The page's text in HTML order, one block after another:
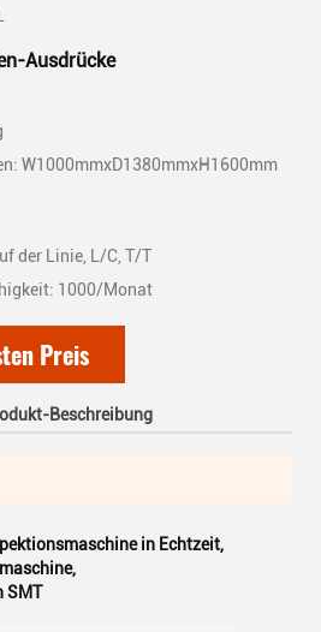
Ausdrücke
W1000mmxD1380mmxH1600mm
der Linie, L/C, T/T
1000/Monat
Preis
Beschreibung
in Echtzeit,
,
SMT